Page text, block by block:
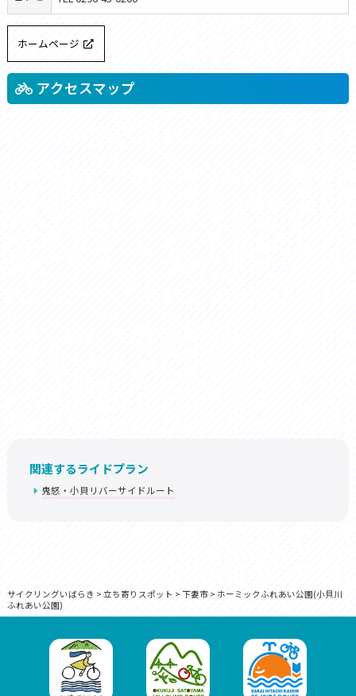
ホームページ
アクセスマップ
関連するライドプラン
鬼怒・小貝リバーサイドルート
サイクリングいばらき > 立ち寄りスポット > 下妻市> ホーミックふれあい公園(小貝川
ふれあい公園)